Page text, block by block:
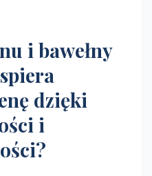
i bawełny
dzięki
i